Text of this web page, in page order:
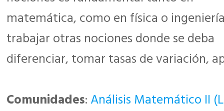
matemática, como en física o
trabajar otras nociones donde se deba
diferenciar, tomar tasas de variación,
Comunidades:Análisis Matemático II